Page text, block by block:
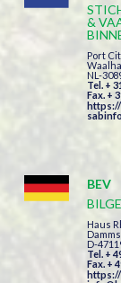
&
Port
NL-
Tel. +
Fax. +
BEV
Haus
D-
Tel. +
Fax. +